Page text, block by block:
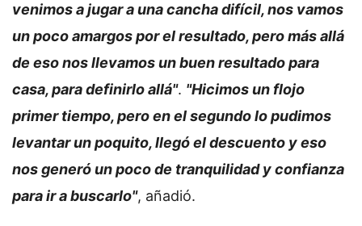
venimos a jugar a una cancha difícil, nos vamos
un poco amargos por el resultado, pero más allá
de eso nos llevamos un buen resultado para
casa, para definirlo allá". "Hicimos un flojo
primer tiempo, pero en el segundo lo pudimos
levantar un poquito, llegó el descuento y eso
nos generó un poco de tranquilidad y confianza
para ir a buscarlo", añadió.